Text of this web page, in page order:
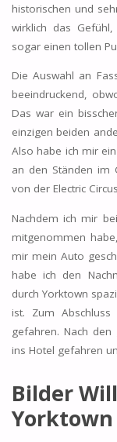
historischen und
wirklich das
sogar einen tollen
Die Auswahl an
beeindruckend,
Das war ein
einzigen beiden
Also habe ich mir
an den Ständen im
von der Electric
Nachdem ich mir
mitgenommen
mir mein Auto
habe ich den
durch Yorktown
ist. Zum
gefahren. Nach
ins Hotel gefahren
Bilder
Yorktown